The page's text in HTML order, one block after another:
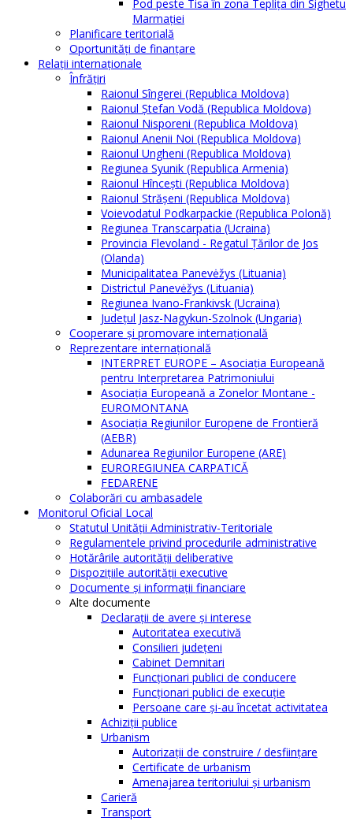
Pod peste Tisa în zona Teplița din Sighetu
Marmației
Planificare teritorială
Oportunităţi de finanţare
Relaţii internaţionale
Înfrăţiri
Raionul Sîngerei (Republica Moldova)
Raionul Ștefan Vodă (Republica Moldova)
Raionul Nisporeni (Republica Moldova)
Raionul Anenii Noi (Republica Moldova)
Raionul Ungheni (Republica Moldova)
Regiunea Syunik (Republica Armenia)
Raionul Hîncești (Republica Moldova)
Raionul Străşeni (Republica Moldova)
Voievodatul Podkarpackie (Republica Polonă)
Regiunea Transcarpatia (Ucraina)
Provincia Flevoland - Regatul Ţărilor de Jos
(Olanda)
Municipalitatea Panevėžys (Lituania)
Districtul Panevėžys (Lituania)
Regiunea Ivano-Frankivsk (Ucraina)
Judeţul Jasz-Nagykun-Szolnok (Ungaria)
Cooperare şi promovare internaţională
Reprezentare internaţională
INTERPRET EUROPE – Asociația Europeană
pentru Interpretarea Patrimoniului
Asociația Europeană a Zonelor Montane -
EUROMONTANA
Asociația Regiunilor Europene de Frontieră
(AEBR)
Adunarea Regiunilor Europene (ARE)
EUROREGIUNEA CARPATICĂ
FEDARENE
Colaborări cu ambasadele
Monitorul Oficial Local
Statutul Unităţii Administrativ-Teritoriale
Regulamentele privind procedurile administrative
Hotărârile autorităţii deliberative
Dispoziţiile autorităţii executive
Documente şi informaţii financiare
Alte documente
Declaraţii de avere şi interese
Autoritatea executivă
Consilieri judeţeni
Cabinet Demnitari
Funcţionari publici de conducere
Funcționari publici de execuție
Persoane care şi-au încetat activitatea
Achiziţii publice
Urbanism
Autorizații de construire / desființare
Certificate de urbanism
Amenajarea teritoriului şi urbanism
Carieră
Transport